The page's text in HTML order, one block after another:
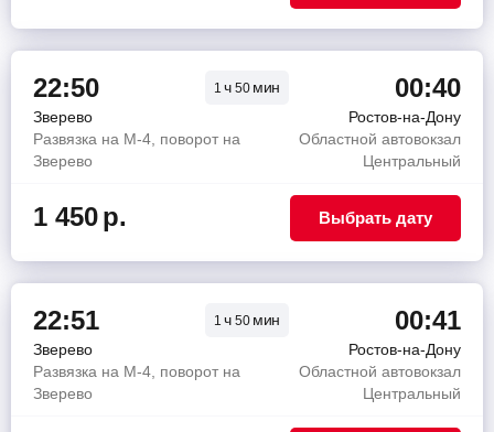
22:50 1ч 50 мин 00:40
Зверево
Ростов-на-Дону
Развязка на М-4, поворот на
Зверево
Областной автовокзал
Центральный
1 450р. Выбрать дату
22:51 1ч 50 мин 00:41
Зверево
Ростов-на-Дону
Развязка на М-4, поворот на
Зверево
Областной автовокзал
Центральный